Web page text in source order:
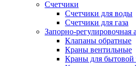
Счетчики
Счетчики для воды
Счетчики для газа
Запорно-регулировочная
Клапаны обратные
Краны вентильные
Краны для бытовой